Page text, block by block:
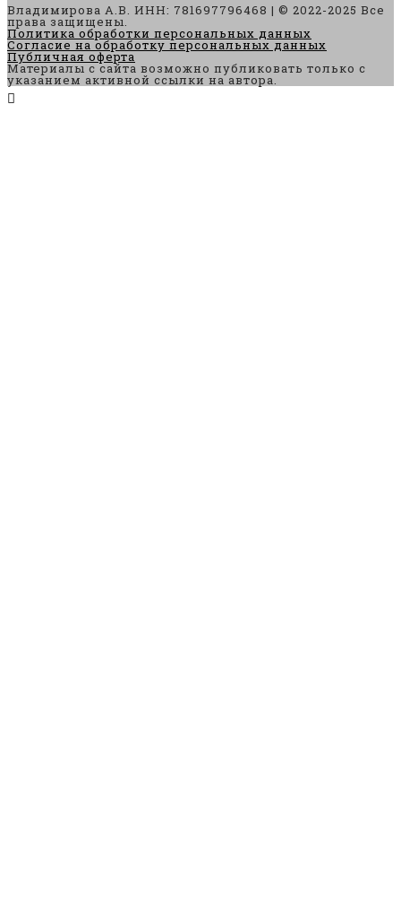
Владимирова А.В. ИНН: 781697796468 | © 2022-2025 Все
права защищены.
Политика обработки персональных данных
Согласие на обработку персональных данных
Публичная оферта
Материалы с сайта возможно публиковать только с
указанием активной ссылки на автора.